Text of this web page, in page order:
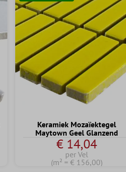
Keramiek Mozaïektegel
Maytown Geel Glanzend
€ 14,04
per Vel
(m² = € 156,00)